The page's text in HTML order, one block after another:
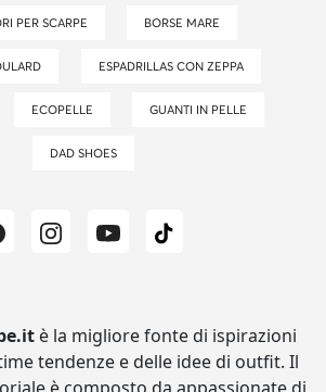
PER SCARPE BORSE MARE
ESPADRILLAS CON ZEPPA
ECOPELLE GUANTI IN PELLE
DAD SHOES
è la migliore fonte di ispirazioni
tendenze e delle idee di outfit. Il